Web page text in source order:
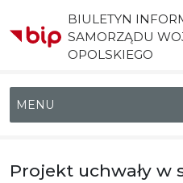
BIULETYN
SAMORZĄDU
OPOLSKIEGO
Menu główne
Projekt uchwały w